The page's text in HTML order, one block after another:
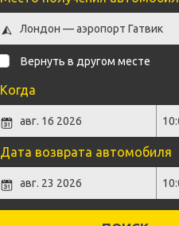
Вернуть в другом месте
Когда
Дата возврата автомобиля